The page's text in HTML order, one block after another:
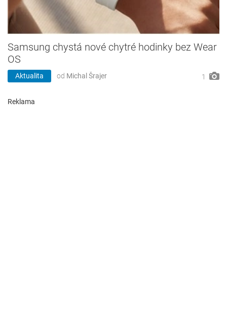
Samsung chystá nové chytré hodinky bez Wear
OS
Aktualita od Michal Šrajer 1
Reklama